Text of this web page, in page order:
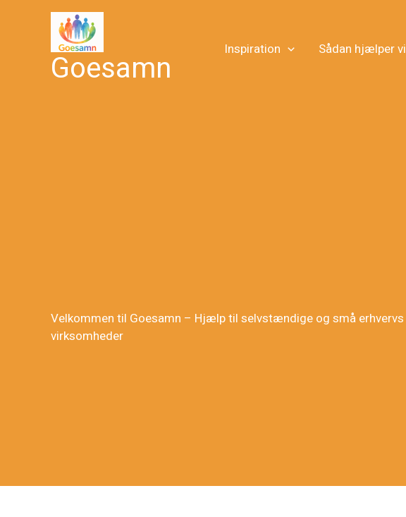
Goesamn Inspiration Sådan hjælper vi
Velkommen til Goesamn – Hjælp til selvstændige og små erhvervs
virksomheder